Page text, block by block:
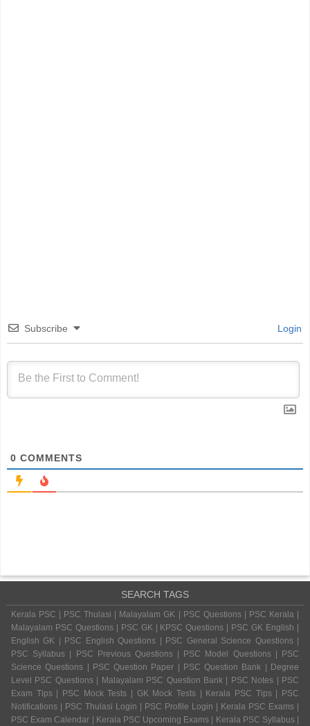
Subscribe Login
0 COMMENTS
SEARCH TAGS
Kerala PSC | PSC Thulasi | Malayalam GK | PSC Questions | PSC Kerala |
Malayalam PSC Questions | PSC GK | KPSC Questions | PSC GK English |
English GK | PSC English Questions | PSC General Science Questions |
PSC Syllabus | PSC Previous Questions | PSC Model Questions | PSC
Science Questions | PSC Question Paper | PSC Question Bank | Degree
Level PSC Questions | Malayalam PSC Question Bank | PSC Notes | PSC
Exam Tips | PSC Mock Tests | GK Mock Tests | Kerala PSC Tips | PSC
Notifications | PSC Thulasi Login | PSC Profile Login | Kerala PSC Exams |
PSC Exam Calendar | Kerala PSC Upcoming Exams | Kerala PSC Syllabus |